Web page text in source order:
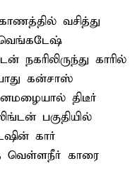
வசித்து
காரில்
கன்சாஸ்
திடீர்
பகுதியில்
கார்
வெள்ளநீர் காரை